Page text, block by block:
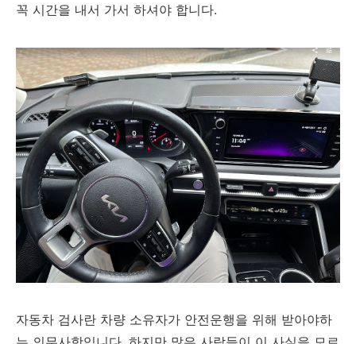
꼭 시간을 내서 가서 하셔야 합니다.
자동차 검사란 차량 소유자가 안전운행을 위해 받아야하